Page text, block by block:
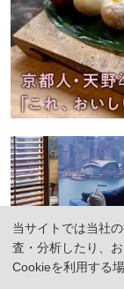
当サイトでは当社
査・分析したり、
Cookieを利用する